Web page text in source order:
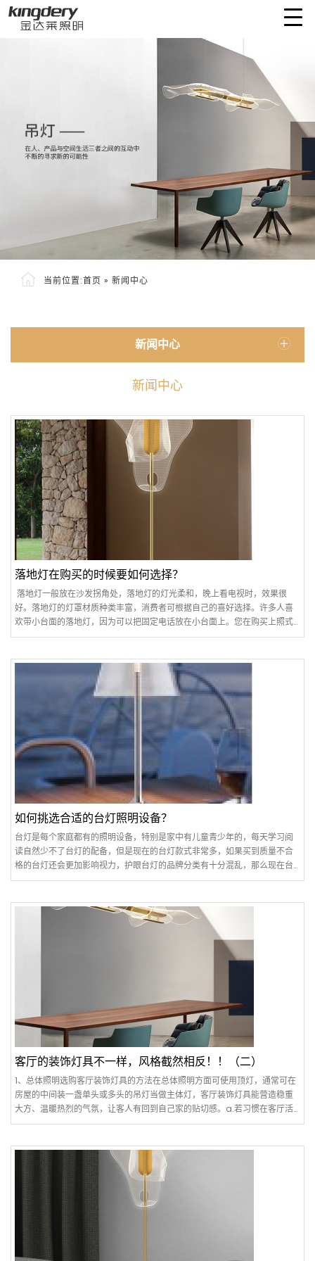
当前位置:首页 » 新闻中心
新闻中心
新闻中心
落地灯在购买的时候要如何选择？
落地灯一般放在沙发拐角处，落地灯的灯光柔和，晚上看电视时，效果很
好。落地灯的灯罩材质种类丰富，消费者可根据自己的喜好选择。许多人喜
欢带小台面的落地灯，因为可以把固定电话放在小台面上。您在购买上照式
落地灯时，要考虑天花的高度，以1.70米、1.80米高..
如何挑选合适的台灯照明设备？
台灯是每个家庭都有的照明设备，特别是家中有儿童青少年的，每天学习阅
读自然少不了台灯的配备，但是现在的台灯款式非常多，如果买到质量不合
格的台灯还会更加影响视力，护眼台灯的品牌分类有十分混乱，那么现在台
灯究竟哪些好？怎么挑选呢？接下来金达莱带大家一起来..
客厅的装饰灯具不一样，风格截然相反！！（二）
1、总体照明选购客厅装饰灯具的方法在总体照明方面可使用顶灯，通常可在
房屋的中间装一盏单头或多头的吊灯当做主体灯，客厅装饰灯具能营造稳重
大方、温暖热烈的气氛，让客人有回到自己家的贴切感。a.若习惯在客厅活
动者，客厅空间的立灯、台灯就以装饰为主，功能性为辅..